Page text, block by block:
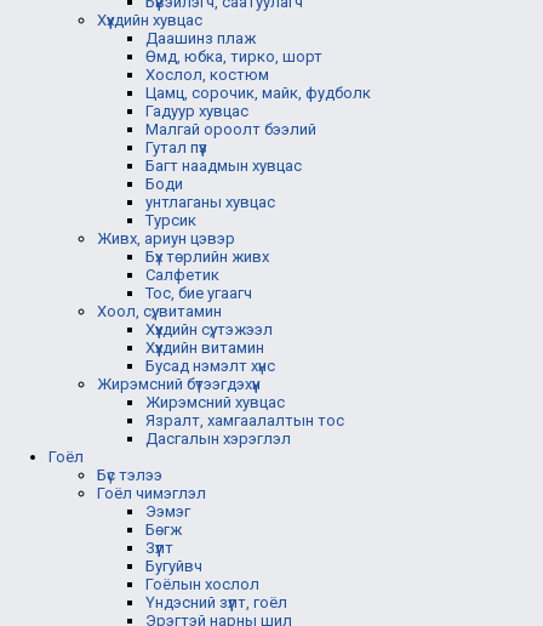
Хүүхдийн хувцас
Даашинз плаж
Өмд, юбка, тирко, шорт
Хослол, костюм
Цамц, сорочик, майк, фудболк
Гадуур хувцас
Малгай ороолт бээлий
Гутал пүүз
Багт наадмын хувцас
Боди
унтлаганы хувцас
Турсик
Живх, ариун цэвэр
Бүх төрлийн живх
Салфетик
Тос, бие угаагч
Хоол, сүү, витамин
Хүүхдийн сүү, тэжээл
Хүүхдийн витамин
Бусад нэмэлт хүнс
Жирэмсний бүтээгдэхүүн
Жирэмсний хувцас
Язралт, хамгаалалтын тос
Дасгалын хэрэглэл
Гоёл
Бүс тэлээ
Гоёл чимэглэл
Ээмэг
Бөгж
Зүүлт
Бугуйвч
Гоёлын хослол
Үндэсний зүүлт, гоёл
Эрэгтэй нарны шил